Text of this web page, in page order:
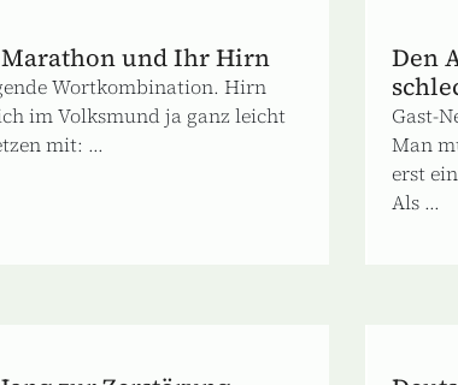
und Ihr Hirn
Wortkombination. Hirn
im Volksmund ja ganz leicht
mit: ...
Den
Gast-
Man
erst
Als ...